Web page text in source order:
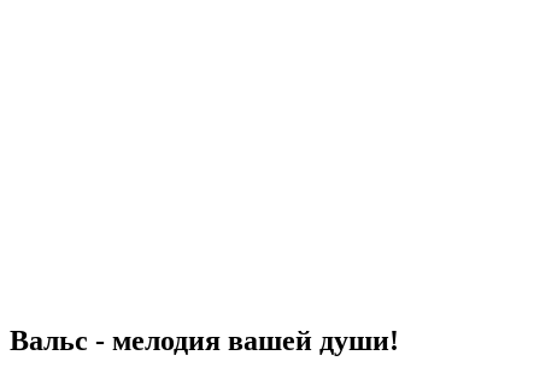
Вальс - мелодия вашей души!